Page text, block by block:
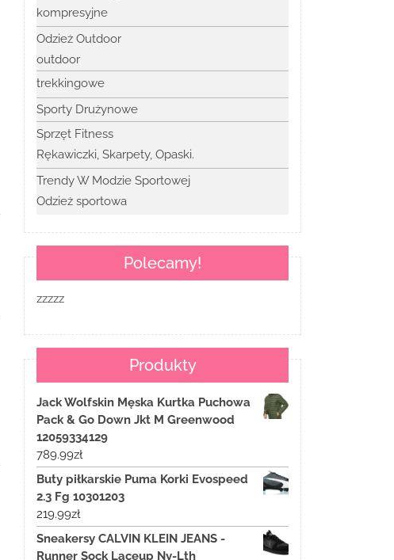
kompresyjne
Odzież Outdoor
outdoor
trekkingowe
Sporty Drużynowe
Sprzęt Fitness
Rękawiczki, Skarpety, Opaski.
Trendy W Modzie Sportowej
Odzież sportowa
Polecamy!
zzzzz
Produkty
Jack Wolfskin Męska Kurtka Puchowa
Pack & Go Down Jkt M Greenwood
12059334129
789.99zł
Buty piłkarskie Puma Korki Evospeed
2.3 Fg 10301203
219.99zł
Sneakersy CALVIN KLEIN JEANS -
Runner Sock Laceup Ny-Lth